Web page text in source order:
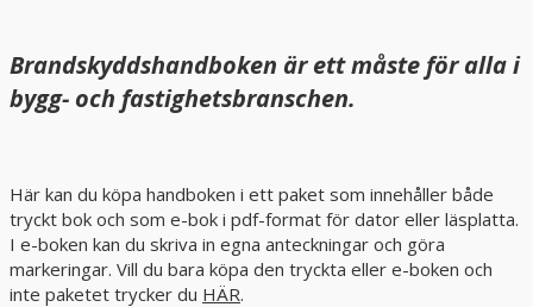
Brandskyddshandboken är ett måste för alla i
bygg- och fastighetsbranschen.
Här kan du köpa handboken i ett paket som innehåller både
tryckt bok och som e-bok i pdf-format för dator eller läsplatta.
I e-boken kan du skriva in egna anteckningar och göra
markeringar. Vill du bara köpa den tryckta eller e-boken och
inte paketet trycker du HÄR.